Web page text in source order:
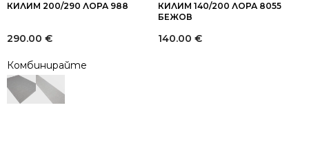
КИЛИМ 200/290 ЛОРА 988
290.00 €
Комбинирайте
КИЛИМ 140/200 ЛОРА 8055
БЕЖОВ
140.00 €